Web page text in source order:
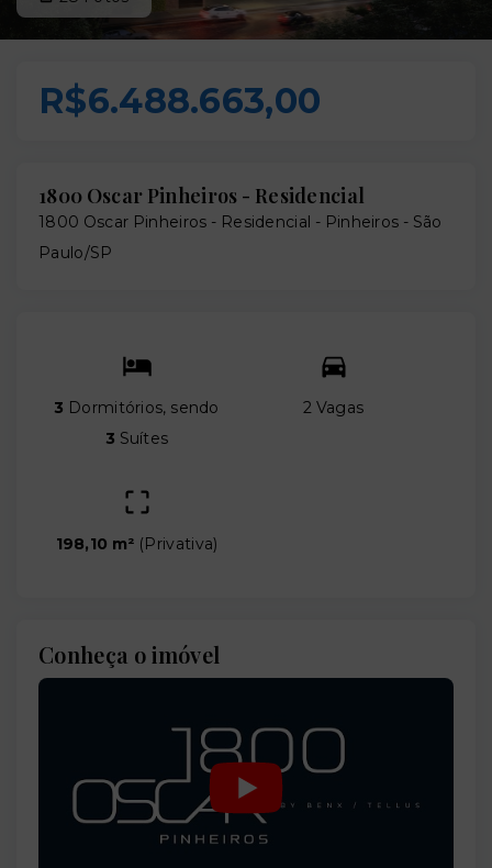
R$6.488.663,00
1800 Oscar Pinheiros - Residencial
1800 Oscar Pinheiros - Residencial - Pinheiros - São
Paulo/SP
3 Dormitórios, sendo
3 Suítes
2 Vagas
198,10 m² (Privativa)
Conheça o imóvel